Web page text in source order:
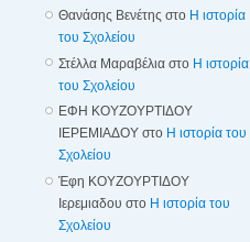
Θανάσης Βενέτης στο Η ιστορία
του Σχολείου
Στέλλα Μαραβέλια στο Η ιστορία
του Σχολείου
ΕΦΗ ΚΟΥΖΟΥΡΤΙΔΟΥ
ΙΕΡΕΜΙΑΔΟΥ στο Η ιστορία του
Σχολείου
Έφη ΚΟΥΖΟΥΡΤΙΔΟΥ
Ιερεμιαδου στο Η ιστορία του
Σχολείου